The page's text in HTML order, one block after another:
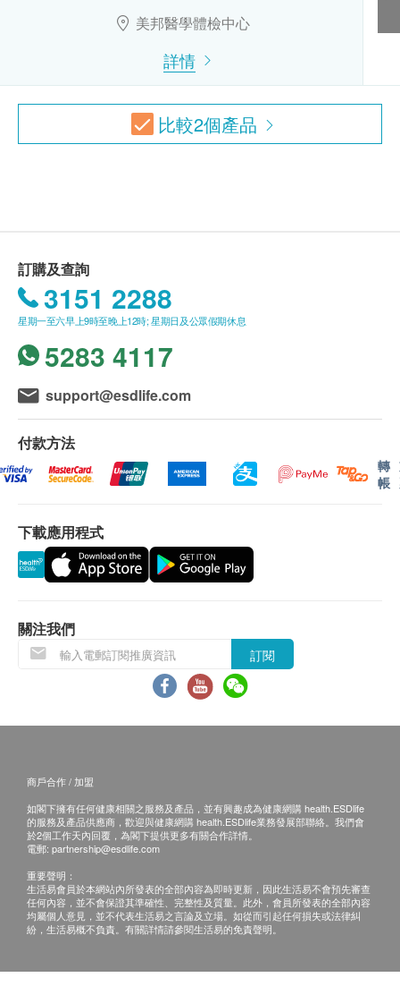
乳房X光造影連註冊醫生解釋報告
靜臥心電圖
檢查心臟基本運作
HK$
血脂檢查
適合曾有心臟不適或缺乏運動之人士
HK$480.0
包括尿素、鈉、鉀、氯化物、重碳酸鹽
乙型肝炎測試
乙型肝炎病毒測試
480.0
HK$650.0
甲狀腺超聲波
超聲波檢查 (乳房 - 雙側)
HK$1,670.0
留最後決定權。
所有身體檢查並非作為醫務診斷或治療用途。謹此
提醒閣下，儘管檢查結果表面上屬正常，還是有可
能有某些隱藏的疾病在稍後時間才會顯現。
故當閣下身體出現任何疾病徵兆時，應立即諮詢有
認可資格的醫生，作出診斷及治療。
接種須知：
對疫苗成份過敏之人士都不宜接受注射。
注射當天如有發燒或正服用抗生素，建議延遲注
射。
正在懷孕或哺乳中、免疫力低下、正在接受藥物治
療(如化療、類固醇等)，應先諮詢醫生意見及指導
如正服用藥物，但不清楚能否接受該疫苗注射，建
議先諮詢醫生意見或於注射日攜同有關藥物給醫護
人員檢查，方決定是否適合注射。
射，將需支付醫生診症費用HK$350，差額將會退
回。
所有健康檢查/服務並非作為醫務診斷或治療用
途。當閣下身體健康出現任何疾病徵兆時，應立即
諮詢有認可資格的醫生，作出診斷及治療。
本服務/產品由商戶提供。生活易【健康網購
網購health.ESDlife概不負責。一切有關的索償或
查詢，須向提供服務之體檢中心或商戶提出。
美邦醫學體檢中心
詳情
比較2個產品
訂購及查詢
3151 2288
星期一至六早上9時至晚上12時; 星期日及公眾假期休息
5283 4117
support@esdlife.com
付款方法
轉
帳
下載應用程式
關注我們
訂閱
商戶合作 / 加盟
如閣下擁有任何健康相關之服務及產品，並有興趣成為健康網購 health.ESDlife
的服務及產品供應商，歡迎與健康網購 health.ESDlife業務發展部聯絡。我們會
於2個工作天內回覆，為閣下提供更多有關合作詳情。
電郵: partnership@esdlife.com
重要聲明：
生活易會員於本網站內所發表的全部內容為即時更新，因此生活易不會預先審查
任何內容，並不會保證其準確性、完整性及質量。此外，會員所發表的全部內容
均屬個人意見，並不代表生活易之言論及立場。如從而引起任何損失或法律糾
紛，生活易概不負責。有關詳情請參閱生活易的免責聲明。